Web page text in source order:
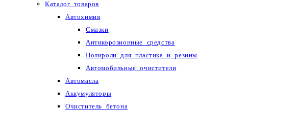
Каталог товаров
Автохимия
Смазки
Антикорозионные средства
Полироли для пластика и резины
Автомобильные очистители
Автомасла
Аккумуляторы
Очиститель бетона